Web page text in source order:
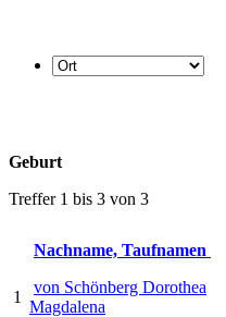
Geburt
Treffer 1 bis 3 von 3
Nachname, Taufnamen
1
von Schönberg Dorothea
Magdalena